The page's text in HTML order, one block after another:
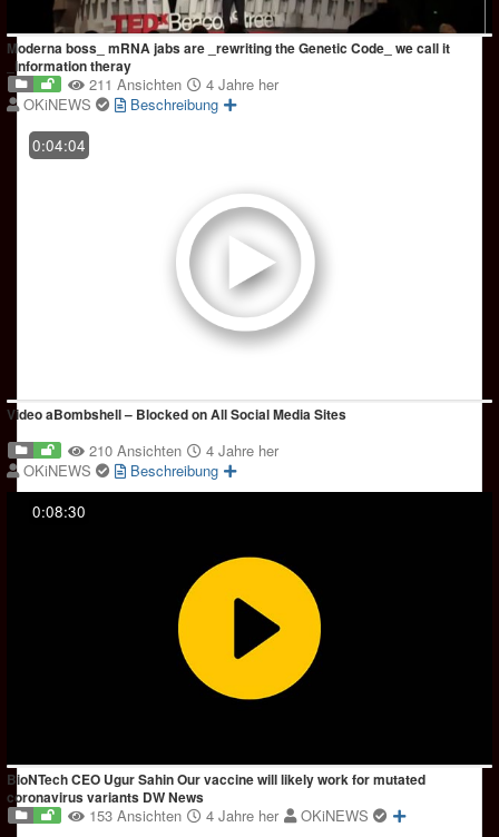
Moderna boss_ mRNA jabs are _rewriting the Genetic Code_ we call it
_information theray
211 Ansichten
4 Jahre her
OKiNEWS
Beschreibung
0:04:04
Video aBombshell – Blocked on All Social Media Sites
210 Ansichten
4 Jahre her
OKiNEWS
Beschreibung
0:08:30
BioNTech CEO Ugur Sahin Our vaccine will likely work for mutated
coronavirus variants DW News
153 Ansichten 4 Jahre her
OKiNEWS